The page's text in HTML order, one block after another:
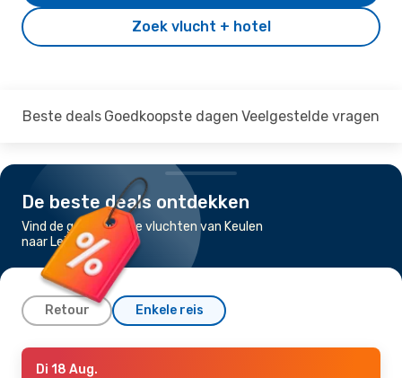
Zoek vlucht + hotel
Beste deals Goedkoopste dagen Veelgestelde vragen
De beste deals ontdekken
Vind de goedkoopste vluchten van Keulen
naar Leipzig-Halle
Retour Enkele reis
Do 20 Aug.
Di 18 Aug.